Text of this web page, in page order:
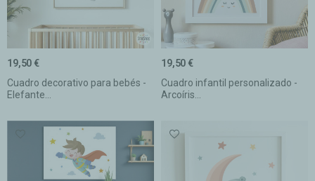
Cuadro decorativo para bebés -
Elefante...
19,50 €
Cuadro infantil personalizado -
Arcoíris...
19,50 €